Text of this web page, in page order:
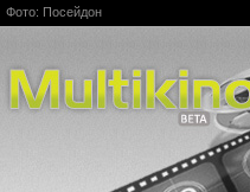
Multikino
Фото: Посейдон